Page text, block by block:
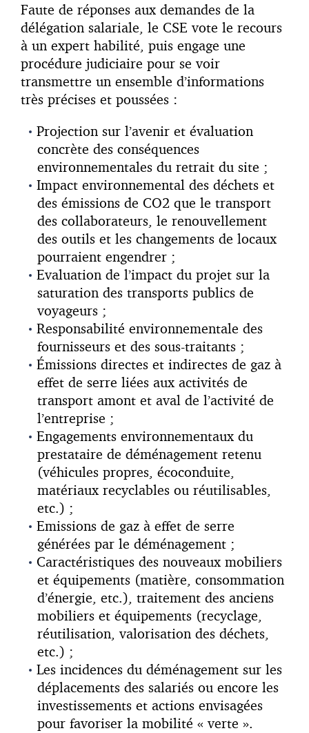
Faute de réponses aux demandes de la
délégation salariale, le CSE vote le recours
à un expert habilité, puis engage une
procédure judiciaire pour se voir
transmettre un ensemble d’informations
très précises et poussées :
Projection sur l’avenir et évaluation
concrète des conséquences
environnementales du retrait du site ;
Impact environnemental des déchets et
des émissions de CO2 que le transport
des collaborateurs, le renouvellement
des outils et les changements de locaux
pourraient engendrer ;
Evaluation de l’impact du projet sur la
saturation des transports publics de
voyageurs ;
Responsabilité environnementale des
fournisseurs et des sous-traitants ;
Émissions directes et indirectes de gaz à
effet de serre liées aux activités de
transport amont et aval de l’activité de
l’entreprise ;
Engagements environnementaux du
prestataire de déménagement retenu
(véhicules propres, écoconduite,
matériaux recyclables ou réutilisables,
etc.) ;
Emissions de gaz à effet de serre
générées par le déménagement ;
Caractéristiques des nouveaux mobiliers
et équipements (matière, consommation
d’énergie, etc.), traitement des anciens
mobiliers et équipements (recyclage,
réutilisation, valorisation des déchets,
etc.) ;
Les incidences du déménagement sur les
déplacements des salariés ou encore les
investissements et actions envisagées
pour favoriser la mobilité « verte ».